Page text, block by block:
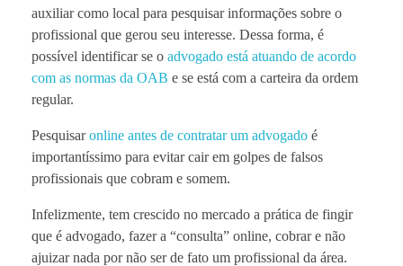
auxiliar como local para pesquisar informações sobre o
profissional que gerou seu interesse. Dessa forma, é
possível identificar se o advogado está atuando de acordo
com as normas da OAB e se está com a carteira da ordem
regular.
Pesquisaronline antes de contratar um advogado é
importantíssimo para evitar cair em golpes de falsos
profissionais que cobram e somem.
Infelizmente, tem crescido no mercado a prática de fingir
que é advogado, fazer a “consulta” online, cobrar e não
ajuizar nada por não ser de fato um profissional da área.